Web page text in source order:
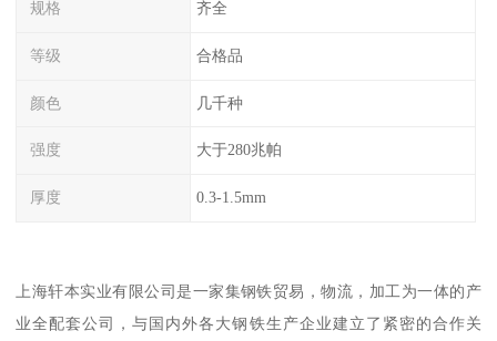
规格 齐全
等级 合格品
颜色 几千种
强度 大于280兆帕
厚度 0.3-1.5mm
上海轩本实业有限公司是一家集钢铁贸易，物流，加工为一体的产
业全配套公司，与国内外各大钢铁生产企业建立了紧密的合作关